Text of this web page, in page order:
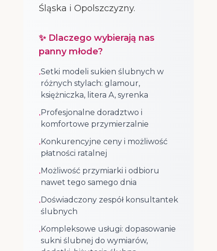
Śląska i Opolszczyzny.
✨ Dlaczego wybierają nas
panny młode?
•Setki modeli sukien ślubnych w
różnych stylach: glamour,
księżniczka, litera A, syrenka
•Profesjonalne doradztwo i
komfortowe przymierzalnie
•Konkurencyjne ceny i możliwość
płatności ratalnej
•Możliwość przymiarki i odbioru
nawet tego samego dnia
•Doświadczony zespół konsultantek
ślubnych
•Kompleksowe usługi: dopasowanie
sukni ślubnej do wymiarów,